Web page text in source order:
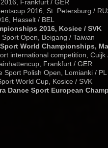
Frankfurt / GER
2016, St. Petersburg /
Hasselt / BEL
2016, Kosice / SVK
Open, Beigang / Taiwan
World Championships,
international competition, Cuijk
Frankfurt / GER
Polish Open, Lomianki / PL
World Cup, Kosice / SVK
Dance Sport European